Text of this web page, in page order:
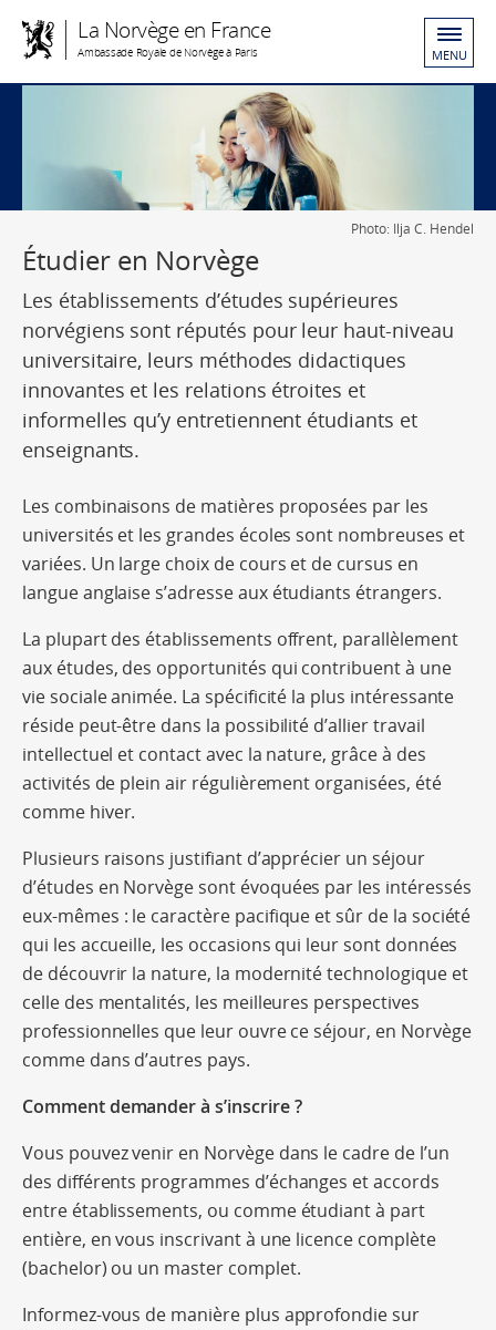
La Norvège en France
Ambassade Royale de Norvège à Paris MENU
Photo: Ilja C. Hendel
Étudier en Norvège
Les établissements d’études supérieures
norvégiens sont réputés pour leur haut-niveau
universitaire, leurs méthodes didactiques
innovantes et les relations étroites et
informelles qu’y entretiennent étudiants et
enseignants.
Les combinaisons de matières proposées par les
universités et les grandes écoles sont nombreuses et
variées. Un large choix de cours et de cursus en
langue anglaise s’adresse aux étudiants étrangers.
La plupart des établissements offrent, parallèlement
aux études, des opportunités qui contribuent à une
vie sociale animée. La spécificité la plus intéressante
réside peut-être dans la possibilité d’allier travail
intellectuel et contact avec la nature, grâce à des
activités de plein air régulièrement organisées, été
comme hiver.
Plusieurs raisons justifiant d’apprécier un séjour
d’études en Norvège sont évoquées par les intéressés
eux-mêmes : le caractère pacifique et sûr de la société
qui les accueille, les occasions qui leur sont données
de découvrir la nature, la modernité technologique et
celle des mentalités, les meilleures perspectives
professionnelles que leur ouvre ce séjour, en Norvège
comme dans d’autres pays.
Comment demander à s’inscrire ?
Vous pouvez venir en Norvège dans le cadre de l’un
des différents programmes d’échanges et accords
entre établissements, ou comme étudiant à part
entière, en vous inscrivant à une licence complète
(bachelor) ou un master complet.
Informez-vous de manière plus approfondie sur